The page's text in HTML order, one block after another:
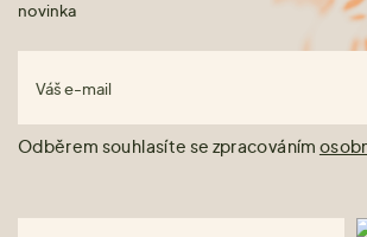
novinka
Váš e-mail
Odběrem souhlasíte se zpracováním